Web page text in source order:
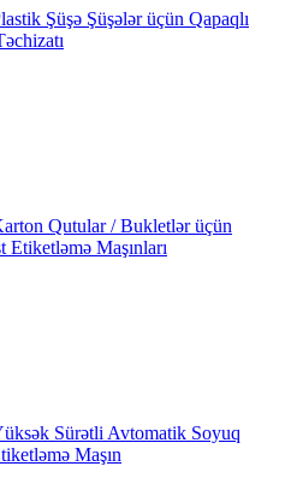
Şüşə Şüşələr üçün Qapaqlı
Qutular / Bukletlər üçün
Maşınları
Sürətli Avtomatik Soyuq
Maşın